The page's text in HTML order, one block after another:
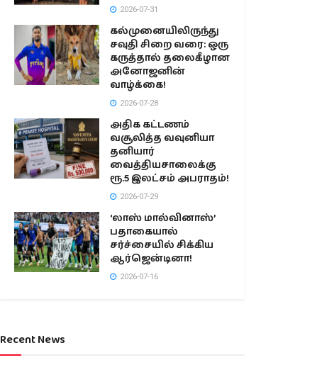
2026-07-31
கல்முனையிலிருந்து
சவுதி சிறை வரை: ஒரு
கருத்தால் தலைகீழான
அனோஜனின்
வாழ்க்கை!
2026-07-28
அதிக கட்டணம்
வசூலித்த வவுனியா
தனியார்
வைத்தியசாலைக்கு
ரூ.5 இலட்சம் அபராதம்!
2026-07-29
‘லாஸ் மால்வினாஸ்’
பதாகையால்
சர்ச்சையில் சிக்கிய
ஆர்ஜென்டினா!
2026-07-16
Recent News